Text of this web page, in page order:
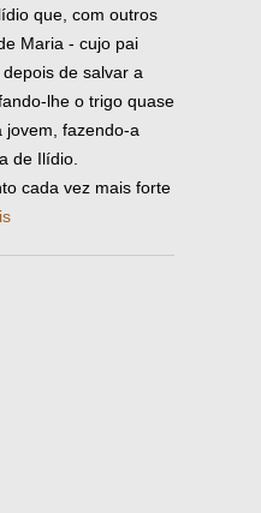
que, com outros
Maria - cujo pai
de salvar a
lhe o trigo quase
jovem, fazendo-a
de Ilídio.
cada vez mais forte